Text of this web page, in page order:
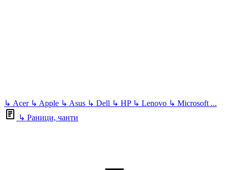
↳ Acer ↳ Apple ↳ Asus ↳ Dell ↳ HP ↳ Lenovo ↳ Microsoft ...
↳ Раници, чанти